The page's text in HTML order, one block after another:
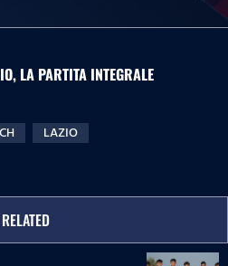
LA PARTITA INTEGRALE
LAZIO
RELATED